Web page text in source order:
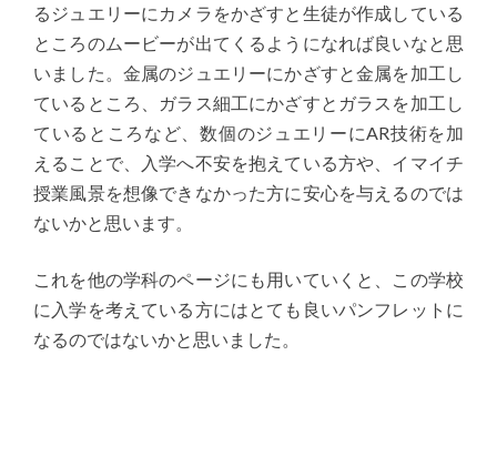
るジュエリーにカメラをかざすと生徒が作成している
ところのムービーが出てくるようになれば良いなと思
いました。金属のジュエリーにかざすと金属を加工し
ているところ、ガラス細工にかざすとガラスを加工し
ているところなど、数個のジュエリーにAR技術を加
えることで、入学へ不安を抱えている方や、イマイチ
授業風景を想像できなかった方に安心を与えるのでは
ないかと思います。
これを他の学科のページにも用いていくと、この学校
に入学を考えている方にはとても良いパンフレットに
なるのではないかと思いました。